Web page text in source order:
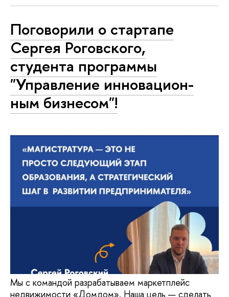
Поговорили о стартапе
Сергея Роговского,
студента программы
"Управление ин­но­ва­ци­он­
ным бизнесом"!
Мы с командой разрабатываем маркетплейс
недвижимости «Домдом». Наша цель — сделать